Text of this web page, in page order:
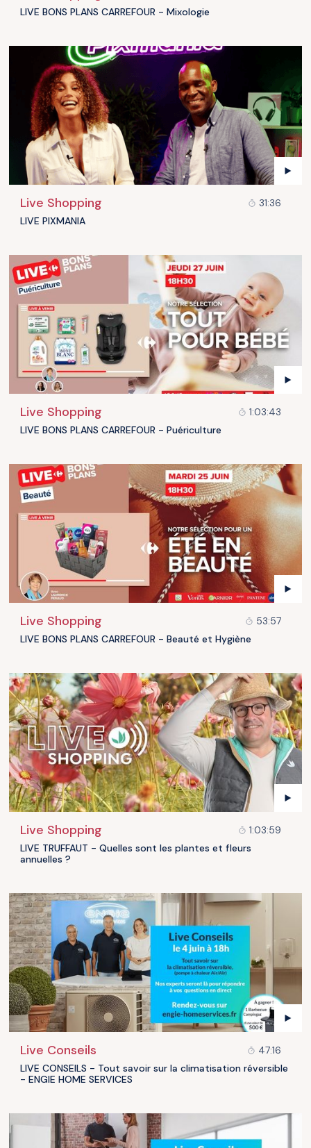
LIVE BONS PLANS CARREFOUR - Mixologie
Live Shopping
31:36
LIVE PIXMANIA
Live Shopping
1:03:43
LIVE BONS PLANS CARREFOUR - Puériculture
Live Shopping
53:57
LIVE BONS PLANS CARREFOUR - Beauté et Hygiène
Live Shopping
1:03:59
LIVE TRUFFAUT - Quelles sont les plantes et fleurs
annuelles ?
Live Conseils
47:16
LIVE CONSEILS - Tout savoir sur la climatisation réversible
- ENGIE HOME SERVICES